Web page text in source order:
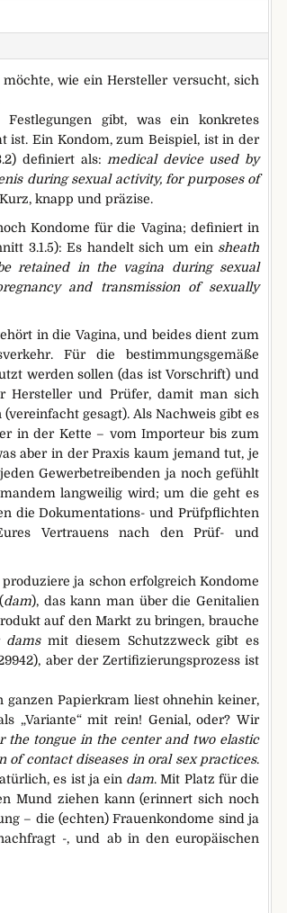
wie ein Hersteller versucht, sich
gibt, was ein konkretes
ist. Ein Kondom, zum Beispiel, ist in der
definiert als: medical device used by
during sexual activity, for purposes of
knapp und präzise.
Kondome für die Vagina; definiert in
3.1.5): Es handelt sich um ein sheath
retained in the vagina during sexual
and transmission of sexually
in die Vagina, und beides dient zum
Für die bestimmungsgemäße
werden sollen (das ist Vorschrift) und
Hersteller und Prüfer, damit man sich
gesagt). Als Nachweis gibt es
in der Kette – vom Importeur bis zum
aber in der Praxis kaum jemand tut, je
Gewerbetreibenden ja noch gefühlt
langweilig wird; um die geht es
die Dokumentations- und Prüfpflichten
Vertrauens nach den Prüf- und
ja schon erfolgreich Kondome
dam), das kann man über die Genitalien
auf den Markt zu bringen, brauche
damsmit diesem Schutzzweck gibt es
aber der Zertifizierungsprozess ist
Papierkram liest ohnehin keiner,
„Variante“ mit rein! Genial, oder? Wir
the tongue in the center and two elastic
contact diseases in oral sex practices.
es ist ja ein dam. Mit Platz für die
Mund ziehen kann (erinnert sich noch
– die (echten) Frauenkondome sind ja
-, und ab in den europäischen